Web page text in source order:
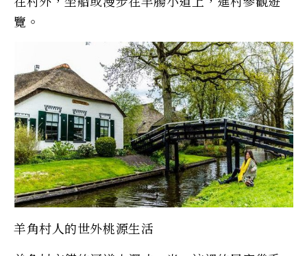
覽。
羊角村人的世外桃源生活